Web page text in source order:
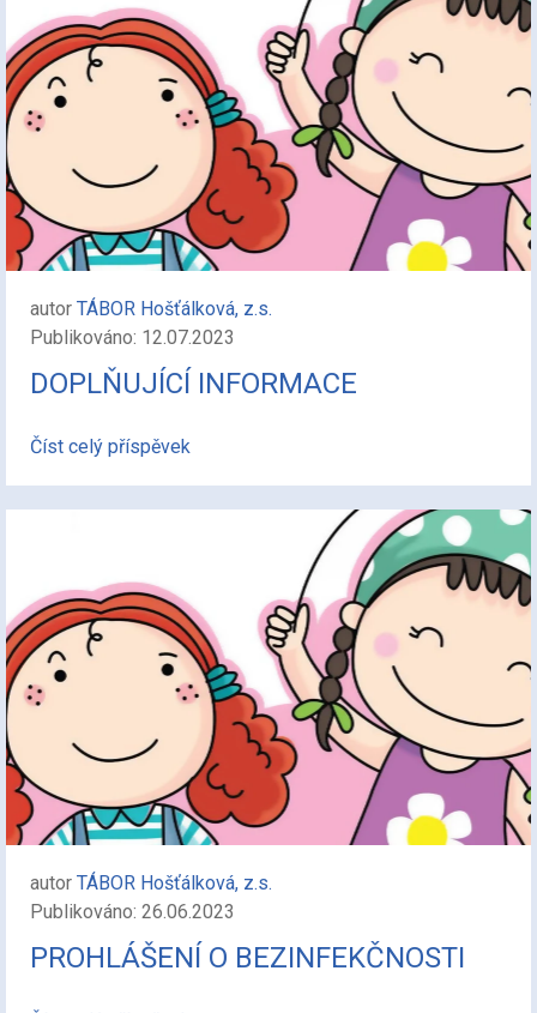
autor TÁBOR Hošťálková, z.s.
Publikováno: 12.07.2023
DOPLŇUJÍCÍ INFORMACE
Číst celý příspěvek
autor TÁBOR Hošťálková, z.s.
Publikováno: 26.06.2023
PROHLÁŠENÍ O BEZINFEKČNOSTI